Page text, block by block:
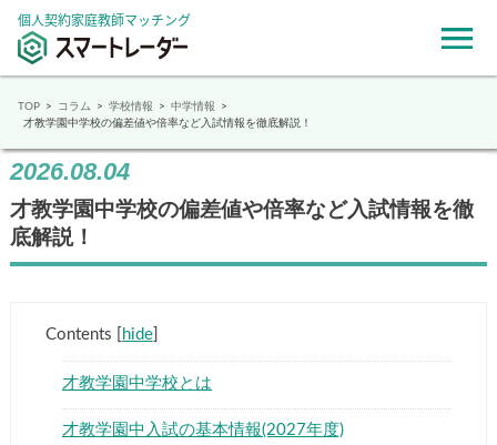
個人契約家庭教師マッチング
TOP コラム 学校情報
中学情報
才教学園中学校の偏差値や倍率など入試情報を徹底解説！
2026.08.04
才教学園中学校の偏差値や倍率など入試情報を徹
底解説！
Contents hide]
才教学園中学校とは
才教学園中入試の基本情報(2027年度)